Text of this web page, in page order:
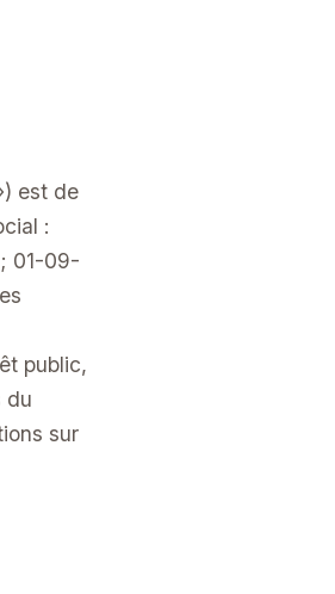
est de
:
01-09-
public,
du
sur